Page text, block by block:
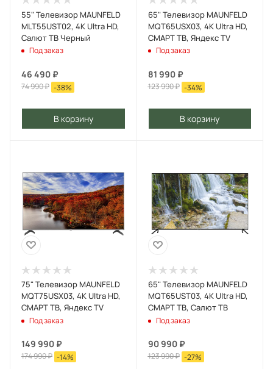
55" Телевизор MAUNFELD
MLT55UST02, 4K Ultra HD,
Салют ТВ Черный
Под заказ
46 490 ₽
74 990₽ -38%
В корзину
65" Телевизор MAUNFELD
MQT65USX03, 4K Ultra HD,
СМАРТ ТВ, Яндекс TV
Под заказ
81 990₽
123 990₽ -34%
В корзину
75" Телевизор MAUNFELD
MQT75USX03, 4K Ultra HD,
СМАРТ ТВ, Яндекс TV
Под заказ
149 990 ₽
174 990₽ -14%
65" Телевизор MAUNFELD
MQT65UST03, 4K Ultra HD,
СМАРТ ТВ, Салют ТВ
Под заказ
90 990₽
123 990₽ -27%